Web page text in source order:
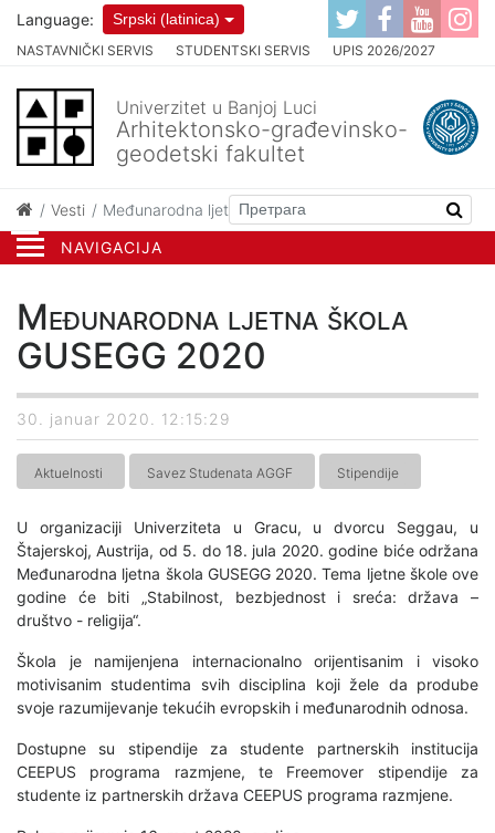
NAVIGACIJA
NASTAVNIČKI SERVIS STUDENTSKI SERVIS UPIS 2026/2027
Language: Srpski (latinica)
Univerzitet u Banjoj Luci
Arhitektonsko-građevinsko-
geodetski fakultet
Vesti Međunarodna ljetna škola GUSEGG 2020
Međunarodna ljetna škola
GUSEGG 2020
30. januar 2020. 12:15:29
Aktuelnosti Savez Studenata AGGF Stipendije
U organizaciji Univerziteta u Gracu, u dvorcu Seggau, u
Štajerskoj, Austrija, od 5. do 18. jula 2020. godine biće održana
Međunarodna ljetna škola GUSEGG 2020. Tema ljetne škole ove
godine će biti „Stabilnost, bezbjednost i sreća: država –
društvo - religija“.
Škola je namijenjena internacionalno orijentisanim i visoko
motivisanim studentima svih disciplina koji žele da prodube
svoje razumijevanje tekućih evropskih i međunarodnih odnosa.
Dostupne su stipendije za studente partnerskih institucija
CEEPUS programa razmjene, te Freemover stipendije za
studente iz partnerskih država CEEPUS programa razmjene.